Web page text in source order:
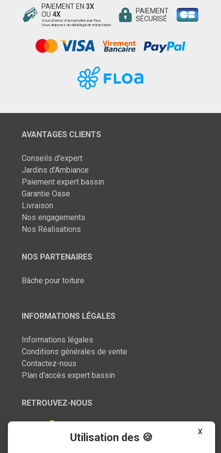
PAIEMENT EN 3X
OU 4X
Sous réserve d’acceptation par Floa.
Vous disposez du délai légal de rétractation
PAIEMENT
SÉCURISÉ
AVANTAGES CLIENTS
Conseils d'expert
Jardins d'Ambiance
Paiement expert bassin
Garantie Oase
Livraison
Nos engagements
Nos Réalisations
NOS PARTENAIRES
Bâche pour toiture
INFORMATIONS LÉGALES
Informations légales
Conditions générales de vente
Contactez-nous
Plan d'accès expert bassin
RETROUVEZ-NOUS
X
Utilisation des 🍪